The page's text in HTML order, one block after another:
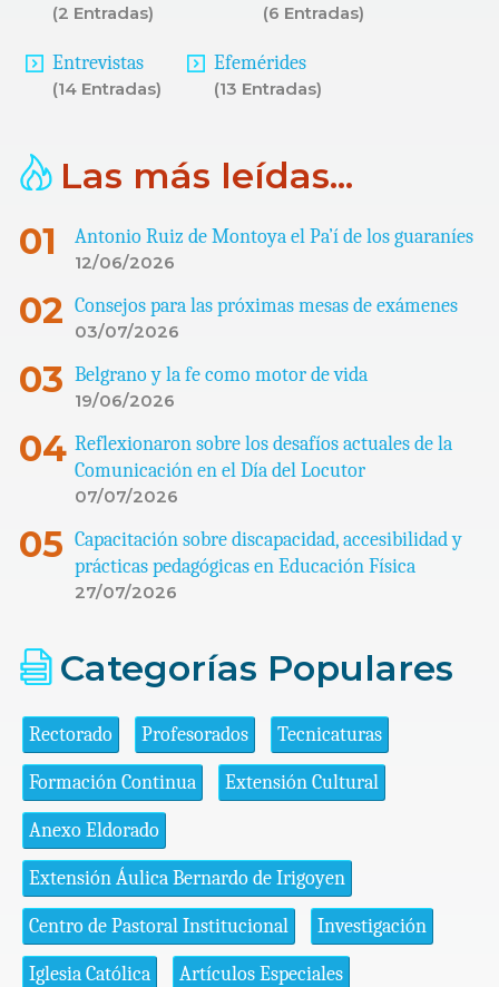
(2 Entradas) (6 Entradas)
Entrevistas
(14 Entradas)
Efemérides
(13 Entradas)
Las más leídas...
Antonio Ruiz de Montoya el Pa’í de los guaraníes
12/06/2026
Consejos para las próximas mesas de exámenes
03/07/2026
Belgrano y la fe como motor de vida
19/06/2026
Reflexionaron sobre los desafíos actuales de la
Comunicación en el Día del Locutor
07/07/2026
Capacitación sobre discapacidad, accesibilidad y
prácticas pedagógicas en Educación Física
27/07/2026
Categorías Populares
Rectorado Profesorados Tecnicaturas
Formación Continua Extensión Cultural
Anexo Eldorado
Extensión Áulica Bernardo de Irigoyen
Centro de Pastoral Institucional Investigación
Iglesia Católica Artículos Especiales